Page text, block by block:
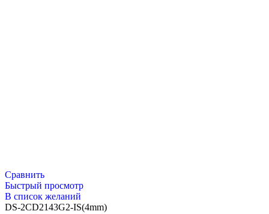
Сравнить
Быстрый просмотр
В список желаний
DS-2CD2143G2-IS(4mm)